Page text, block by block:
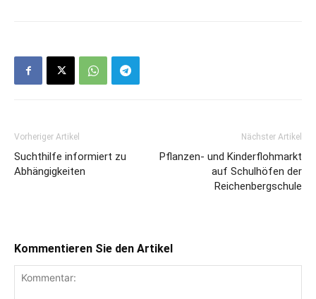
Vorheriger Artikel
Suchthilfe informiert zu
Abhängigkeiten
Nächster Artikel
Pflanzen- und Kinderflohmarkt
auf Schulhöfen der
Reichenbergschule
Kommentieren Sie den Artikel